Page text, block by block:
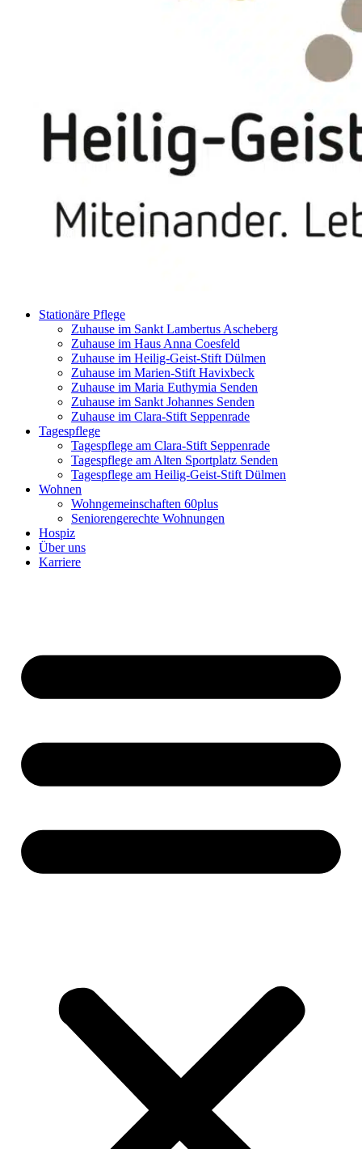
Stationäre Pflege
Zuhause im Sankt Lambertus Ascheberg
Zuhause im Haus Anna Coesfeld
Zuhause im Heilig-Geist-Stift Dülmen
Zuhause im Marien-Stift Havixbeck
Zuhause im Maria Euthymia Senden
Zuhause im Sankt Johannes Senden
Zuhause im Clara-Stift Seppenrade
Tagespflege
Tagespflege am Clara-Stift Seppenrade
Tagespflege am Alten Sportplatz Senden
Tagespflege am Heilig-Geist-Stift Dülmen
Wohnen
Wohngemeinschaften 60plus
Seniorengerechte Wohnungen
Hospiz
Über uns
Karriere